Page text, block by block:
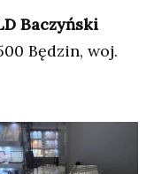
Baczyński
Będzin, woj.